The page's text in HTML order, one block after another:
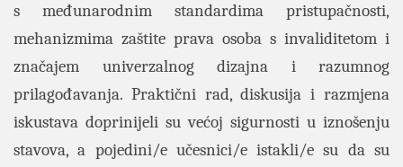
s međunarodnim standardima pristupačnosti,
mehanizmima zaštite prava osoba s invaliditetom i
značajem univerzalnog dizajna i razumnog
prilagođavanja. Praktični rad, diskusija i razmjena
iskustava doprinijeli su većoj sigurnosti u iznošenju
stavova, a pojedini/e učesnici/e istakli/e su da su